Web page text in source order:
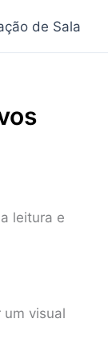
de Sala
leitura e
visual